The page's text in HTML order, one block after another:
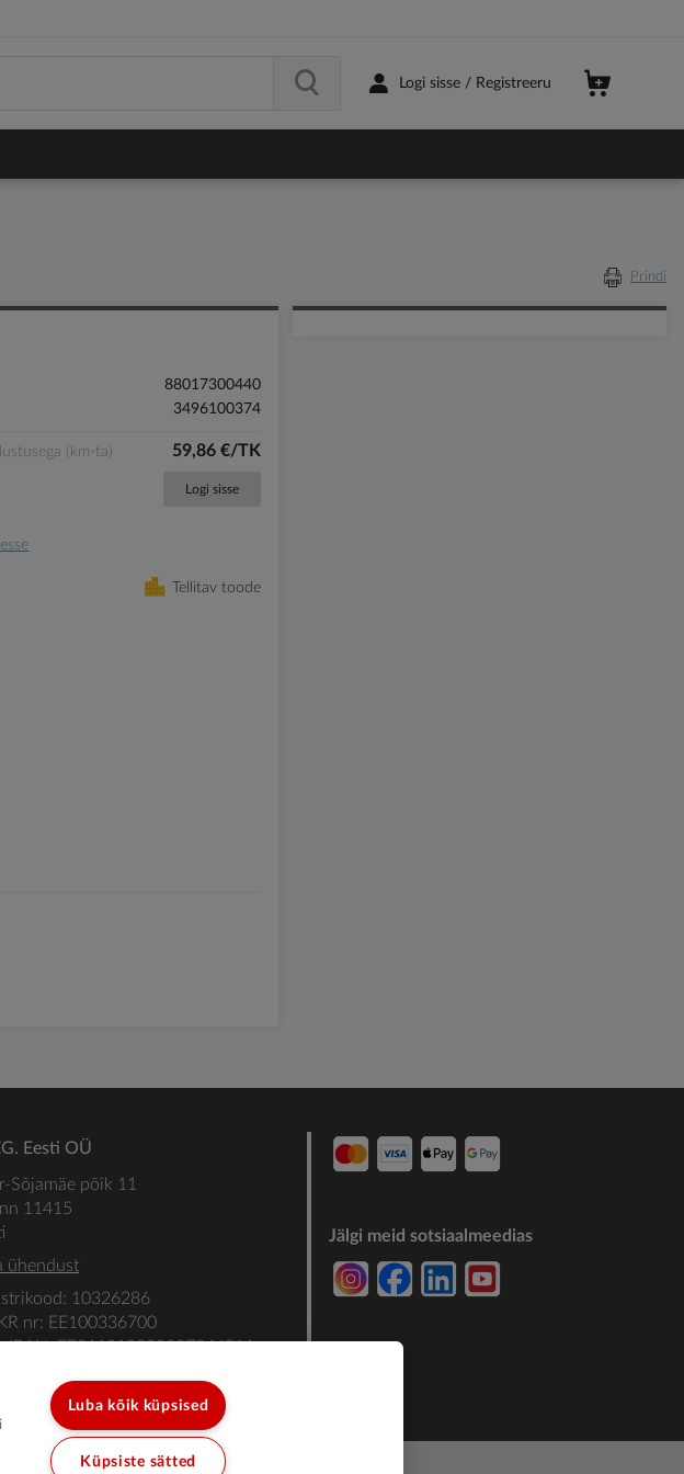
Logi sisse / Registreeru
Prindi
88017300440
3496100374
(km-ta) 59,86 €/TK
Logi sisse
Tellitav toode
Eesti OÜ
Sõjamäe põik 11
11415
ühendust
10326286
nr: EE100336700
IBAN: EE311010220007244011
Jälgi meid sotsiaalmeedias
Luba kõik küpsised
Küpsiste sätted